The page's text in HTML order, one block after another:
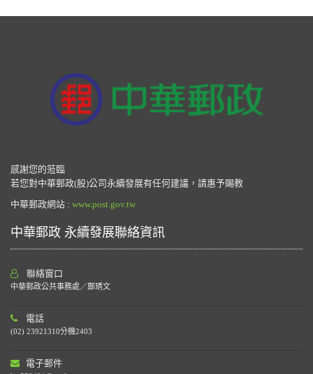
感謝您的蒞臨
若您對中華郵政(股)公司永續發展有任何建議，請惠予賜教
中華郵政網站 : www.post.gov.tw
中華郵政 永續發展聯絡資訊
聯絡窗口
中華郵政公共事務處／鄭琇文
電話
(02) 23921310分機2403
電子郵件